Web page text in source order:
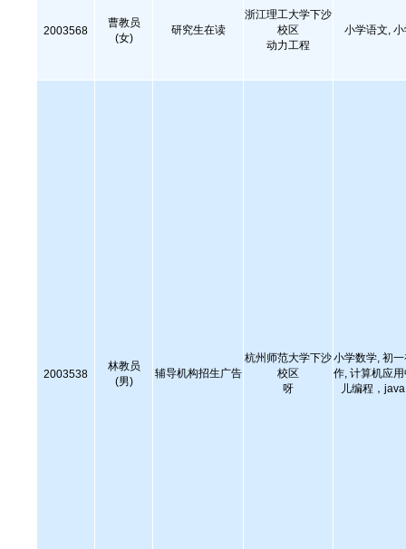
2003568
曹教员
(女)
研究生在读
浙江理工大学下沙
校区
动力工程
小学语文,
2003538
林教员
(男)
辅导机构招生广告
杭州师范大学下沙
校区
呀
小学数学, 初
作, 计算机应
儿编程，